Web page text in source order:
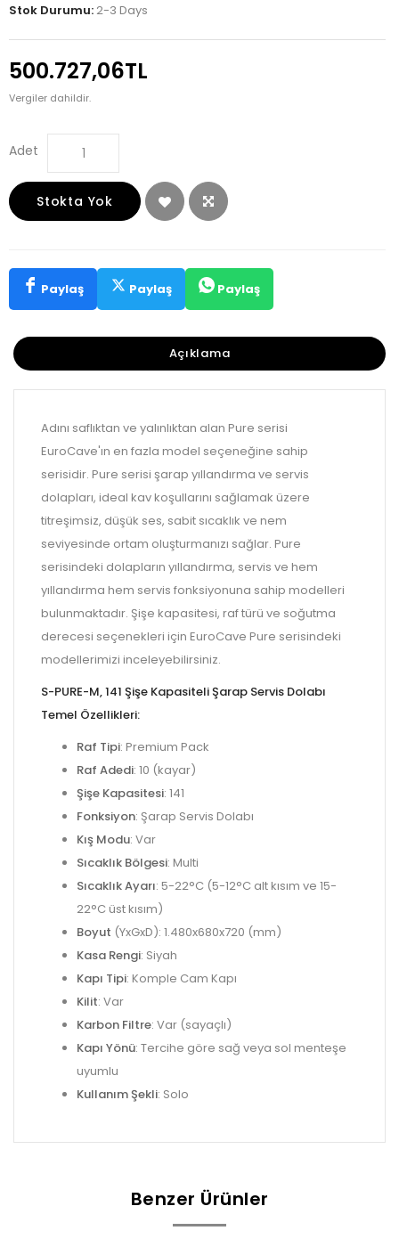
Stok Durumu: 2-3 Days
500.727,06TL
Vergiler dahildir.
Adet
Stokta Yok
Paylaş Paylaş Paylaş
Açıklama
Adını saflıktan ve yalınlıktan alan Pure serisi
EuroCave'ın en fazla model seçeneğine sahip
serisidir. Pure serisi şarap yıllandırma ve servis
dolapları, ideal kav koşullarını sağlamak üzere
titreşimsiz, düşük ses, sabit sıcaklık ve nem
seviyesinde ortam oluşturmanızı sağlar. Pure
serisindeki dolapların yıllandırma, servis ve hem
yıllandırma hem servis fonksiyonuna sahip modelleri
bulunmaktadır. Şişe kapasitesi, raf türü ve soğutma
derecesi seçenekleri için EuroCave Pure serisindeki
modellerimizi inceleyebilirsiniz.
S-PURE-M, 141 Şişe Kapasiteli Şarap Servis Dolabı
Temel Özellikleri:
Raf Tipi: Premium Pack
Raf Adedi: 10 (kayar)
Şişe Kapasitesi: 141
Fonksiyon: Şarap Servis Dolabı
Kış Modu: Var
Sıcaklık Bölgesi: Multi
Sıcaklık Ayarı: 5-22°C (5-12°C alt kısım ve 15-
22°C üst kısım)
Boyut (YxGxD): 1.480x680x720 (mm)
Kasa Rengi: Siyah
Kapı Tipi: Komple Cam Kapı
Kilit: Var
Karbon Filtre: Var (sayaçlı)
Kapı Yönü: Tercihe göre sağ veya sol menteşe
uyumlu
Kullanım Şekli: Solo
Benzer Ürünler